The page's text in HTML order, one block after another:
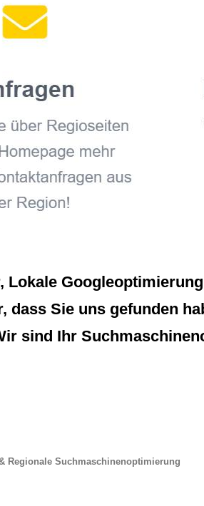
Lokale
dass Sie uns gefunden
sind Ihr
Regionale Suchmaschinenoptimierung